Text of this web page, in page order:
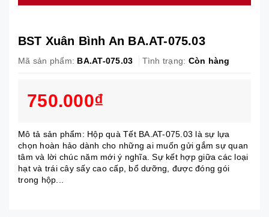
BST Xuân Bình An BA.AT-075.03
Mã sản phẩm: BA.AT-075.03 Tình trạng: Còn hàng
750.000₫
Mô tả sản phẩm: Hộp quà Tết BA.AT-075.03 là sự lựa
chọn hoàn hảo dành cho những ai muốn gửi gắm sự quan
tâm và lời chúc năm mới ý nghĩa. Sự kết hợp giữa các loại
hạt và trái cây sấy cao cấp, bổ dưỡng, được đóng gói
trong hộp...